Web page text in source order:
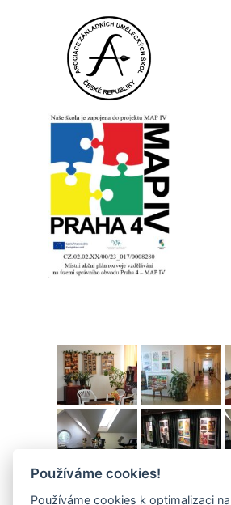
Používáme cookies!
Používáme cookies k optimalizaci